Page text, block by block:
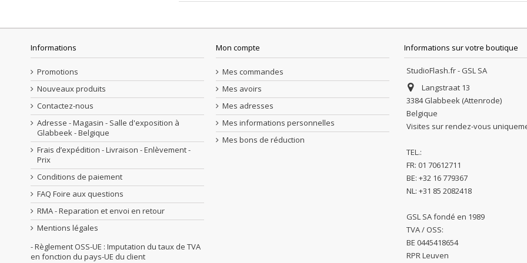
Informations
Promotions
Nouveaux produits
Contactez-nous
Adresse - Magasin - Salle d'exposition à
Glabbeek - Belgique
Frais d’expédition - Livraison - Enlèvement -
Prix
Conditions de paiement
FAQ Foire aux questions
RMA - Reparation et envoi en retour
Mentions légales
- Règlement OSS-UE : Imputation du taux de TVA
en fonction du pays-UE du client
Mon compte
Mes commandes
Mes avoirs
Mes adresses
Mes informations personnelles
Mes bons de réduction
Informations sur votre boutique
StudioFlash.fr - GSL SA
Langstraat 13
3384 Glabbeek (Attenrode)
Belgique
Visites sur rendez-vous
TEL.:
FR: 01 70612711
BE: +32 16 779367
NL: +31 85 2082418
GSL SA fondé en 1989
TVA / OSS:
BE 0445418654
RPR Leuven